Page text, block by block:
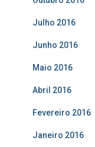
Julho 2016
Junho 2016
Maio 2016
Abril 2016
Fevereiro 2016
Janeiro 2016